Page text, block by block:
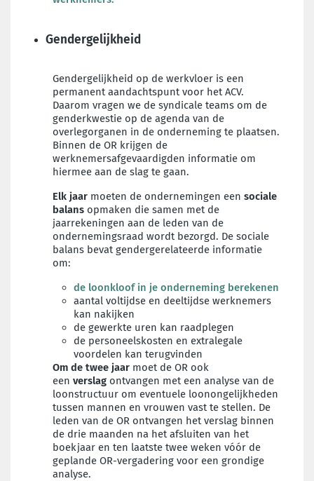
Gendergelijkheid
Gendergelijkheid op de werkvloer is een
permanent aandachtspunt voor het ACV.
Daarom vragen we de syndicale teams om de
genderkwestie op de agenda van de
overlegorganen in de onderneming te plaatsen.
Binnen de OR krijgen de
werknemersafgevaardigden informatie om
hiermee aan de slag te gaan.
Elk jaar moeten de ondernemingen een sociale
balans opmaken die samen met de
jaarrekeningen aan de leden van de
ondernemingsraad wordt bezorgd. De sociale
balans bevat gendergerelateerde informatie
om:
de loonkloof in je onderneming berekenen
aantal voltijdse en deeltijdse werknemers
kan nakijken
de gewerkte uren kan raadplegen
de personeelskosten en extralegale
voordelen kan terugvinden
Om de twee jaar moet de OR ook
een verslag ontvangen met een analyse van de
loonstructuur om eventuele loonongelijkheden
tussen mannen en vrouwen vast te stellen. De
leden van de OR ontvangen het verslag binnen
de drie maanden na het afsluiten van het
boekjaar en ten laatste twee weken vóór de
geplande OR-vergadering voor een grondige
analyse.